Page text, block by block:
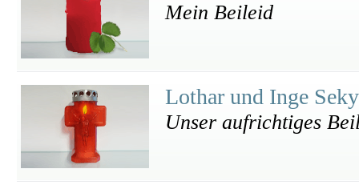
Mein Beileid
Lothar und Inge
Unser aufrichtiges